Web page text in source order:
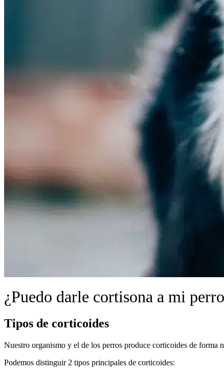
¿Puedo darle cortisona a mi
Tipos de corticoides
Nuestro organismo y el de los perros produce corticoides de forma
Podemos distinguir 2 tipos principales de corticoides: